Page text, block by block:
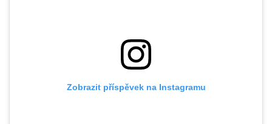
Zobrazit příspěvek na Instagramu